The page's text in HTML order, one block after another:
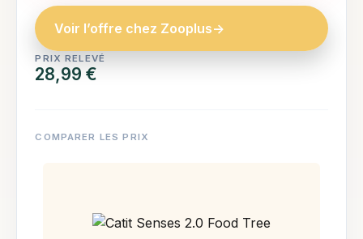
Voir l’offre chez Zooplus->
PRIX RELEVÉ
28,99 €
COMPARER LES PRIX